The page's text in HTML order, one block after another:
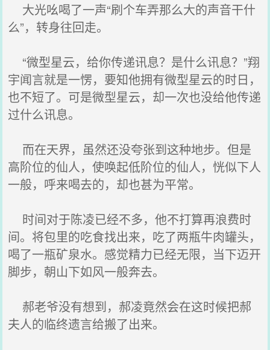
大光吆喝了一声“刷个车弄那么大的声音干什
么”，转身往回走。
“微型星云，给你传递讯息？是什么讯息？”翔
宇闻言就是一愣，要知他拥有微型星云的时日，
也不短了。可是微型星云，却一次也没给他传递
过什么讯息。
而在天界，虽然还没夸张到这种地步。但是
高阶位的仙人，使唤起低阶位的仙人，恍似下人
一般，呼来喝去的，却也甚为平常。
时间对于陈凌已经不多，他不打算再浪费时
间。将包里的吃食找出来，吃了两瓶牛肉罐头，
喝了一瓶矿泉水。感觉精力已经无限，当下迈开
脚步，朝山下如风一般奔去。
郝老爷没有想到，郝凌竟然会在这时候把郝
夫人的临终遗言给搬了出来。